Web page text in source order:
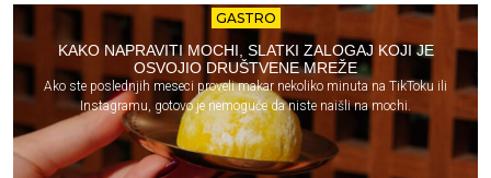
GASTRO
KAKO NAPRAVITI MOCHI, SLATKI ZALOGAJ KOJI JE
OSVOJIO DRUŠTVENE MREŽE
Ako ste poslednjih meseci proveli makar nekoliko minuta na TikToku ili
Instagramu, gotovo je nemoguće da niste naišli na mochi.